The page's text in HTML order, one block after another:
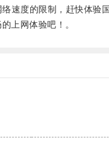
度的限制，赶快体验
上网体验吧！。